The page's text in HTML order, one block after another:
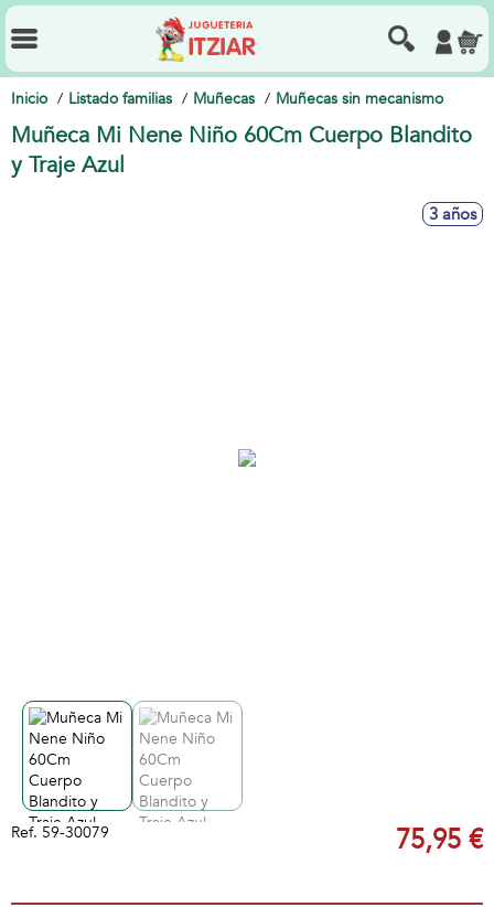
Inicio Listado familias Muñecas Muñecas sin mecanismo
Muñeca Mi Nene Niño 60Cm Cuerpo Blandito
y Traje Azul
3 años
Ref. 59-30079 75,95 €